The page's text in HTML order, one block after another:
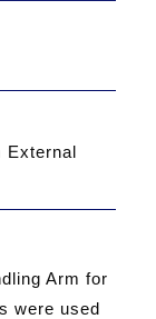
External
Arm for
were used